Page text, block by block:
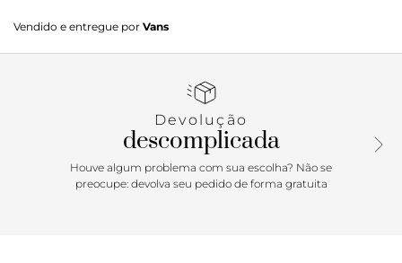
atender a necessidade dos atletas de alto nível: um tênis
versátil que ao mesmo tempo proporcionasse conforto em
um composto de entressola UltraCush atualizado,
de uma confecção de encaixe em forma de meia LuxLiner -
com partes internas sem costura para reduzir o peso, atrito
e pontos quentes. O Tênis Ultrarange Rapidweld Mte
Foxglove apresenta uma silhueta com uma estética
Vendido e entregue por Vans
Devolução
descomplicada
Houve algum problema com sua escolha? Não se
preocupe: devolva seu pedido de forma gratuita